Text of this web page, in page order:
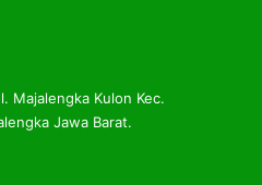
Majalengka Kulon Kec.
Jawa Barat.